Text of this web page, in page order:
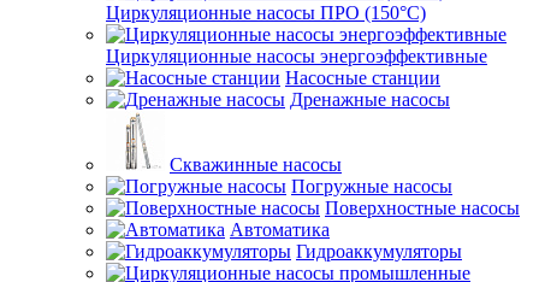
Циркуляционные насосы ПРО (150°C)
Циркуляционные насосы энергоэффективные
Насосные станции
Дренажные насосы
Скважинные насосы
Погружные насосы
Поверхностные насосы
Автоматика
Гидроаккумуляторы